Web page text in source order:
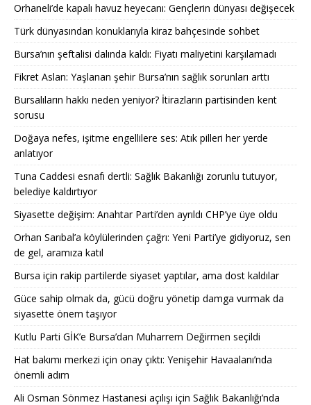
Orhaneli’de kapalı havuz heyecanı: Gençlerin dünyası değişecek
Türk dünyasından konuklarıyla kiraz bahçesinde sohbet
Bursa’nın şeftalisi dalında kaldı: Fiyatı maliyetini karşılamadı
Fikret Aslan: Yaşlanan şehir Bursa’nın sağlık sorunları arttı
Bursalıların hakkı neden yeniyor? İtirazların partisinden kent
sorusu
Doğaya nefes, işitme engellilere ses: Atık pilleri her yerde
anlatıyor
Tuna Caddesi esnafı dertli: Sağlık Bakanlığı zorunlu tutuyor,
belediye kaldırtıyor
Siyasette değişim: Anahtar Parti’den ayrıldı CHP’ye üye oldu
Orhan Sarıbal’a köylülerinden çağrı: Yeni Parti’ye gidiyoruz, sen
de gel, aramıza katıl
Bursa için rakip partilerde siyaset yaptılar, ama dost kaldılar
Güce sahip olmak da, gücü doğru yönetip damga vurmak da
siyasette önem taşıyor
Kutlu Parti GİK’e Bursa’dan Muharrem Değirmen seçildi
Hat bakımı merkezi için onay çıktı: Yenişehir Havaalanı’nda
önemli adım
Ali Osman Sönmez Hastanesi açılışı için Sağlık Bakanlığı’nda